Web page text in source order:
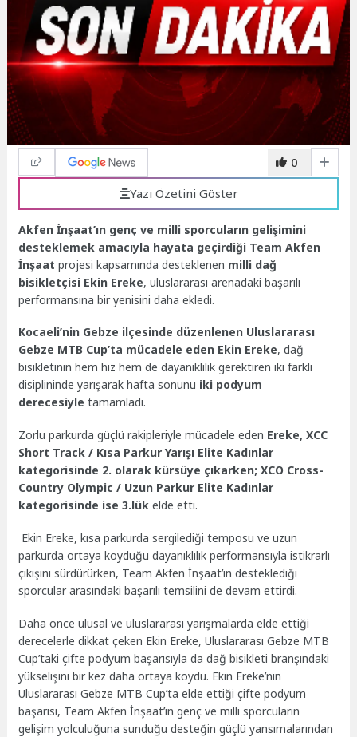
0
Yazı Özetini Göster
Akfen İnşaat’ın genç ve milli sporcuların gelişimini
desteklemek amacıyla hayata geçirdiği Team Akfen
İnşaatprojesi kapsamında desteklenen milli dağ
bisikletçisi Ekin Ereke, uluslararası arenadaki başarılı
performansına bir yenisini daha ekledi.
Kocaeli’nin Gebze ilçesinde düzenlenen Uluslararası
Gebze MTB Cup’ta mücadele eden Ekin Ereke, dağ
bisikletinin hem hız hem de dayanıklılık gerektiren iki farklı
disiplininde yarışarak hafta sonunu iki podyum
derecesiyle tamamladı.
Zorlu parkurda güçlü rakipleriyle mücadele eden Ereke, XCC
Short Track / Kısa Parkur Yarışı Elite Kadınlar
kategorisinde 2. olarak kürsüye çıkarken; XCO Cross-
Country Olympic / Uzun Parkur Elite Kadınlar
kategorisinde ise 3.lükelde etti.
Ekin Ereke, kısa parkurda sergilediği temposu ve uzun
parkurda ortaya koyduğu dayanıklılık performansıyla istikrarlı
çıkışını sürdürürken, Team Akfen İnşaat’ın desteklediği
sporcular arasındaki başarılı temsilini de devam ettirdi.
Daha önce ulusal ve uluslararası yarışmalarda elde ettiği
derecelerle dikkat çeken Ekin Ereke, Uluslararası Gebze MTB
Cup’taki çifte podyum başarısıyla da dağ bisikleti branşındaki
yükselişini bir kez daha ortaya koydu. Ekin Ereke’nin
Uluslararası Gebze MTB Cup’ta elde ettiği çifte podyum
başarısı, Team Akfen İnşaat’ın genç ve milli sporcuların
gelişim yolculuğuna sunduğu desteğin güçlü yansımalarından